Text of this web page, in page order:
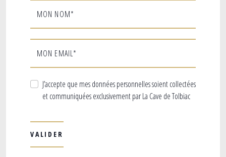
MON NOM*
MON EMAIL*
J’accepte que mes données personnelles soient collectées
et communiquées exclusivement par La Cave de Tolbiac